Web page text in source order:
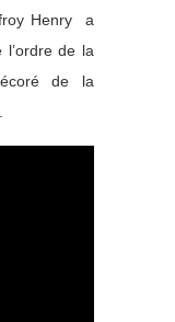
Henry a
de la
de la